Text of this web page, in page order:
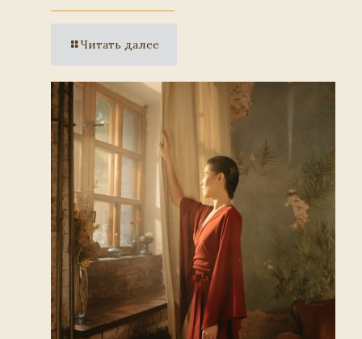
Читать далее